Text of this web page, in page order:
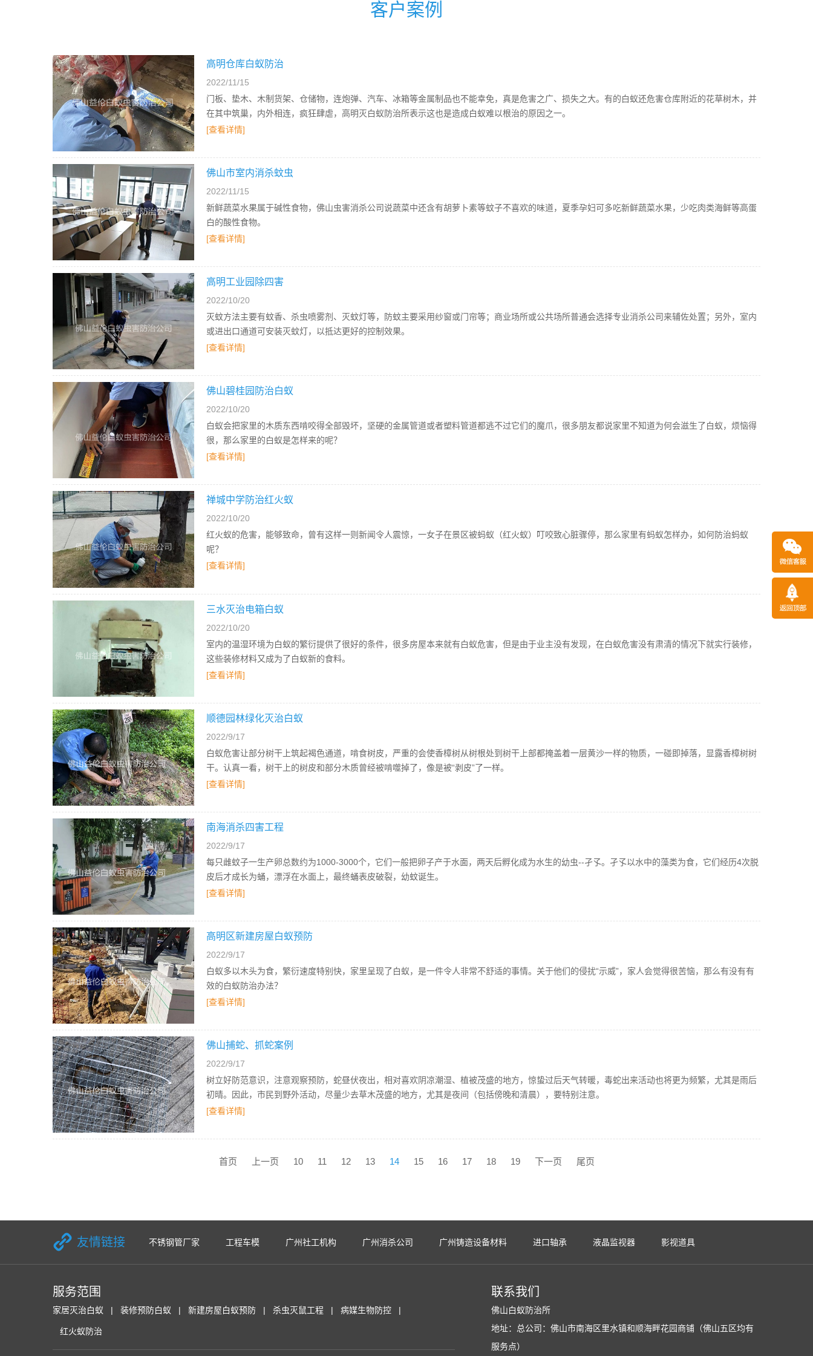
客户案例
高明仓库白蚁防治
2022/11/15
门板、垫木、木制货架、仓储物，连炮弹、汽车、冰箱等金属制品也不能幸免，真是危害之广、损失之大。有的白蚁还危害仓库附近的花草树木，并
在其中筑巢，内外相连，疯狂肆虐，高明灭白蚁防治所表示这也是造成白蚁难以根治的原因之一。
[查看详情]
佛山市室内消杀蚊虫
2022/11/15
新鲜蔬菜水果属于碱性食物，佛山虫害消杀公司说蔬菜中还含有胡萝卜素等蚊子不喜欢的味道，夏季孕妇可多吃新鲜蔬菜水果，少吃肉类海鲜等高蛋
白的酸性食物。
[查看详情]
高明工业园除四害
2022/10/20
灭蚊方法主要有蚊香、杀虫喷雾剂、灭蚊灯等，防蚊主要采用纱窗或门帘等；商业场所或公共场所普通会选择专业消杀公司来辅佐处置；另外，室内
或进出口通道可安装灭蚊灯，以抵达更好的控制效果。
[查看详情]
佛山碧桂园防治白蚁
2022/10/20
白蚁会把家里的木质东西啃咬得全部毁坏，坚硬的金属管道或者塑料管道都逃不过它们的魔爪，很多朋友都说家里不知道为何会滋生了白蚁，烦恼得
很，那么家里的白蚁是怎样来的呢？
[查看详情]
禅城中学防治红火蚁
2022/10/20
红火蚁的危害，能够致命，曾有这样一则新闻令人震惊，一女子在景区被蚂蚁（红火蚁）叮咬致心脏骤停，那么家里有蚂蚁怎样办，如何防治蚂蚁
呢？
[查看详情]
三水灭治电箱白蚁
2022/10/20
室内的温湿环境为白蚁的繁衍提供了很好的条件，很多房屋本来就有白蚁危害，但是由于业主没有发现，在白蚁危害没有肃清的情况下就实行装修，
这些装修材料又成为了白蚁新的食料。
[查看详情]
顺德园林绿化灭治白蚁
2022/9/17
白蚁危害让部分树干上筑起褐色通道，啃食树皮，严重的会使香樟树从树根处到树干上部都掩盖着一层黄沙一样的物质，一碰即掉落，显露香樟树树
干。认真一看，树干上的树皮和部分木质曾经被啃噬掉了，像是被“剥皮”了一样。
[查看详情]
南海消杀四害工程
2022/9/17
每只雌蚊子一生产卵总数约为1000-3000个，它们一般把卵子产于水面，两天后孵化成为水生的幼虫--孑孓。孑孓以水中的藻类为食，它们经历4次脱
皮后才成长为蛹，漂浮在水面上，最终蛹表皮破裂，幼蚊诞生。
[查看详情]
高明区新建房屋白蚁预防
2022/9/17
白蚁多以木头为食，繁衍速度特别快，家里呈现了白蚁，是一件令人非常不舒适的事情。关于他们的侵扰“示威”，家人会觉得很苦恼，那么有没有有
效的白蚁防治办法？
[查看详情]
佛山捕蛇、抓蛇案例
2022/9/17
树立好防范意识，注意观察预防，蛇昼伏夜出，相对喜欢阴凉潮湿、植被茂盛的地方，惊蛰过后天气转暖，毒蛇出来活动也将更为频繁，尤其是雨后
初晴。因此，市民到野外活动，尽量少去草木茂盛的地方，尤其是夜间（包括傍晚和清晨），要特别注意。
[查看详情]
首页 上一页 10 11 12 13 14 15 16 17 18 19 下一页 尾页
友情链接 不锈钢管厂家 工程车模 广州社工机构 广州消杀公司 广州铸造设备材料 进口轴承 液晶监视器 影视道具
服务范围
家居灭治白蚁 装修预防白蚁 新建房屋白蚁预防 杀虫灭鼠工程 病媒生物防控
红火蚁防治
联系我们
佛山白蚁防治所
地址：总公司：佛山市南海区里水镇和顺海畔花园商铺（佛山五区均有
服务点）